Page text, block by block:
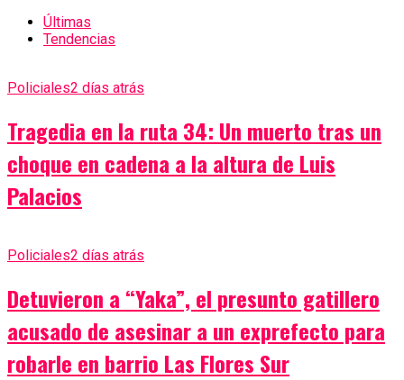
Últimas
Tendencias
Policiales2 días atrás
Tragedia en la ruta 34: Un muerto tras un
choque en cadena a la altura de Luis
Palacios
Policiales2 días atrás
Detuvieron a “Yaka”, el presunto gatillero
acusado de asesinar a un exprefecto para
robarle en barrio Las Flores Sur